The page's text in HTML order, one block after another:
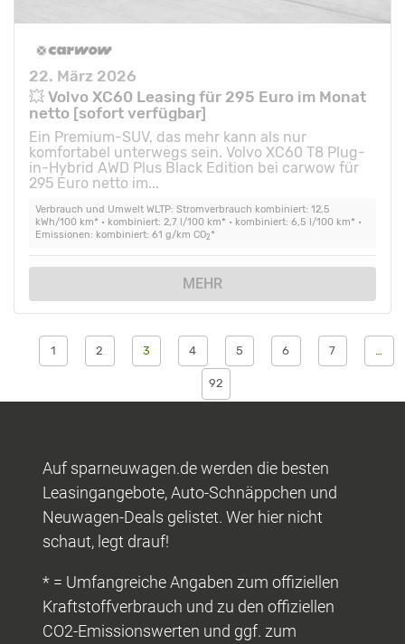
22. März 2026
💥 Volvo XC60 Leasing für 295 Euro im Monat
netto [sofort verfügbar]
Ein Premium-SUV, das mehr kann als nur
komfortabel unterwegs sein. Volvo XC60 T8 Plug-
in-Hybrid AWD Plus Black Edition bei carwow für
295 Euro netto im...
Verbrauch und Umwelt WLTP: Stromverbrauch kombiniert: 12,5
kWh/100 km* • kombiniert: 2,7 l/100 km* • kombiniert: 6,5 l/100 km* •
Emissionen: kombiniert: 61 g/km CO2*
MEHR
1 2 3 4 5 6 7
92
Auf sparneuwagen.de werden die besten
Leasingangebote, Auto-Schnäppchen und
Neuwagen-Deals gelistet. Wer hier nicht
schaut, legt drauf!
* = Umfangreiche Angaben zum offiziellen
Kraftstoffverbrauch und zu den offiziellen
CO2-Emissionswerten und ggf. zum